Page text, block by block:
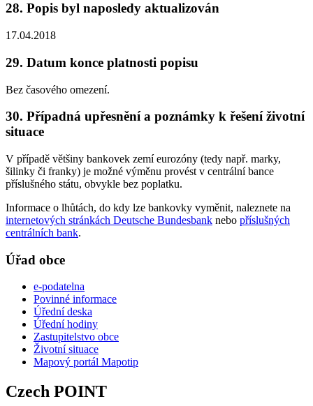
28. Popis byl naposledy aktualizován
17.04.2018
29. Datum konce platnosti popisu
Bez časového omezení.
30. Případná upřesnění a poznámky k řešení životní
situace
V případě většiny bankovek zemí eurozóny (tedy např. marky,
šilinky či franky) je možné výměnu provést v centrální bance
příslušného státu, obvykle bez poplatku.
Informace o lhůtách, do kdy lze bankovky vyměnit, naleznete na
internetových stránkách Deutsche Bundesbank nebo příslušných
centrálních bank.
Úřad obce
e-podatelna
Povinné informace
Úřední deska
Úřední hodiny
Zastupitelstvo obce
Životní situace
Mapový portál Mapotip
Czech POINT